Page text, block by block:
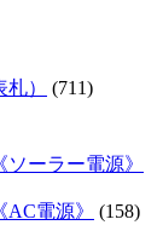
）
(711)
ーラー電源》
電源》
(158)